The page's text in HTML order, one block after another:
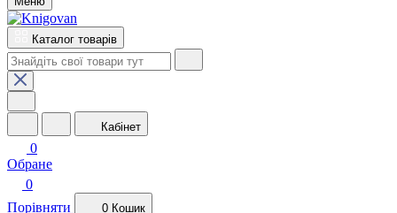
Каталог товарів
Кабінет
0
Обране
0
Порівняти
0 Кошик